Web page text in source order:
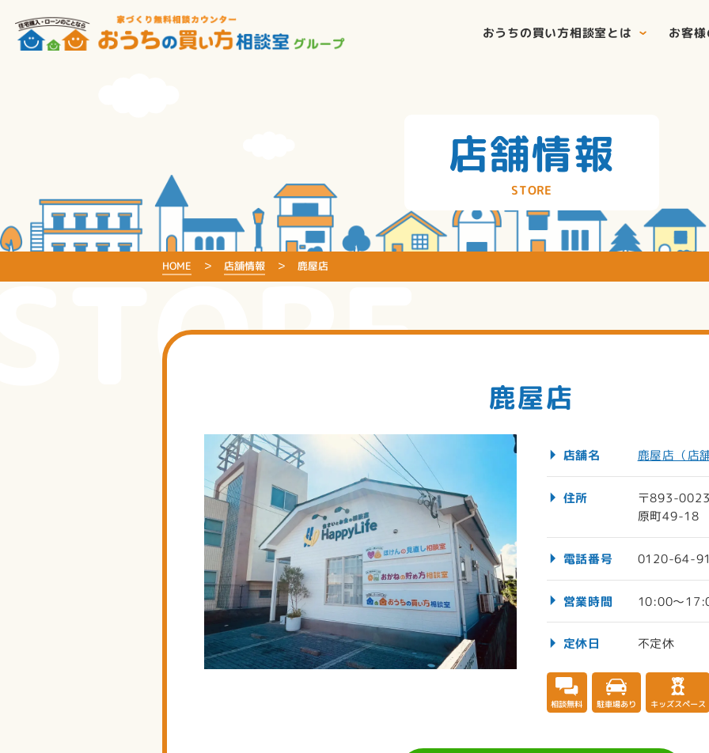
おうちの買い方相談室とは お客
店舗情報
STORE
HOME 店舗情報 鹿屋店
鹿屋店
店舗名 鹿屋店（店
住所
〒893-
原町49-
電話番号 0120-64-
営業時間 10:00～
定休日 不定休
相談無料 駐車場あり キッズスペース